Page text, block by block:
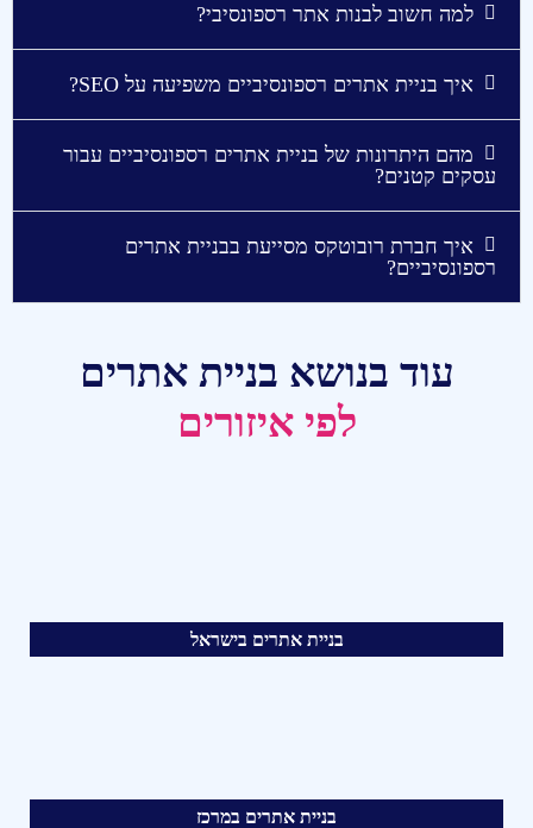
למה חשוב לבנות אתר רספונסיבי?
איך בניית אתרים רספונסיביים משפיעה על SEO?
מהם היתרונות של בניית אתרים רספונסיביים עבור
עסקים קטנים?
איך חברת רובוטקס מסייעת בבניית אתרים
רספונסיביים?
עוד בנושא בניית אתרים
לפי איזורים
בניית אתרים בישראל
בניית אתרים במרכז